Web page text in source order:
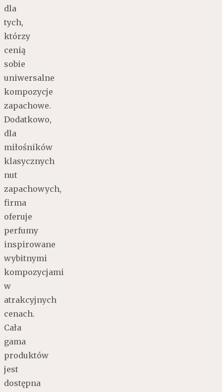
dla
tych,
którzy
cenią
sobie
uniwersalne
kompozycje
zapachowe.
Dodatkowo,
dla
miłośników
klasycznych
nut
zapachowych,
firma
oferuje
perfumy
inspirowane
wybitnymi
kompozycjami
w
atrakcyjnych
cenach.
Cała
gama
produktów
jest
dostępna